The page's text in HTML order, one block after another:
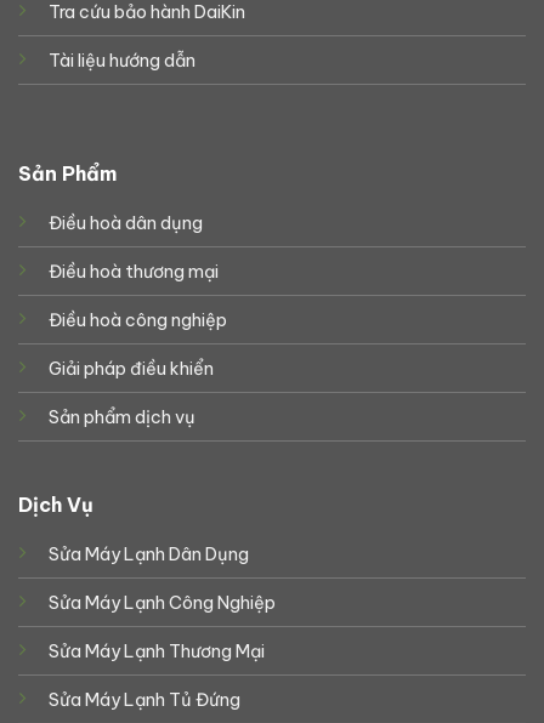
Tra cứu bảo hành DaiKin
Tài liệu hướng dẫn
Sản Phẩm
Điều hoà dân dụng
Điều hoà thương mại
Điều hoà công nghiệp
Giải pháp điều khiển
Sản phẩm dịch vụ
Dịch Vụ
Sửa Máy Lạnh Dân Dụng
Sửa Máy Lạnh Công Nghiệp
Sửa Máy Lạnh Thương Mại
Sửa Máy Lạnh Tủ Đứng